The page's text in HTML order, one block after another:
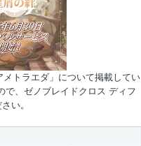
トラエダ」について掲載してい
で、ゼノブレイドクロス ディフ
い。